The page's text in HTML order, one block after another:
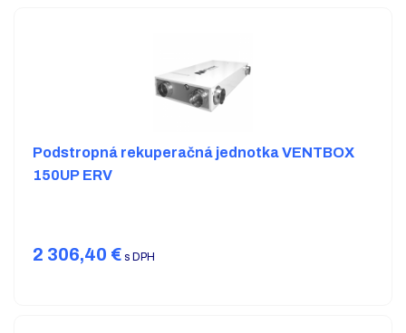
Podstropná rekuperačná jednotka VENTBOX
150UP ERV
2 306,40 € s DPH